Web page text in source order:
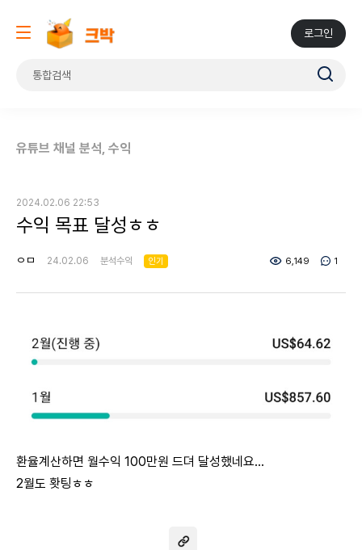
로그인
유튜브 채널 분석, 수익
2024.02.06 22:53
수익 목표 달성ㅎㅎ
ㅇㅁ 24.02.06 분석수익 인기 6,149 1
환율계산하면 월수익 100만원 드뎌 달성했네요...
2월도 홧팅ㅎㅎ